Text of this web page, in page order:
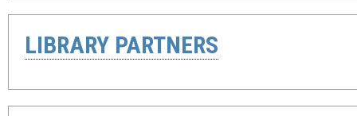
LIBRARY PARTNERS